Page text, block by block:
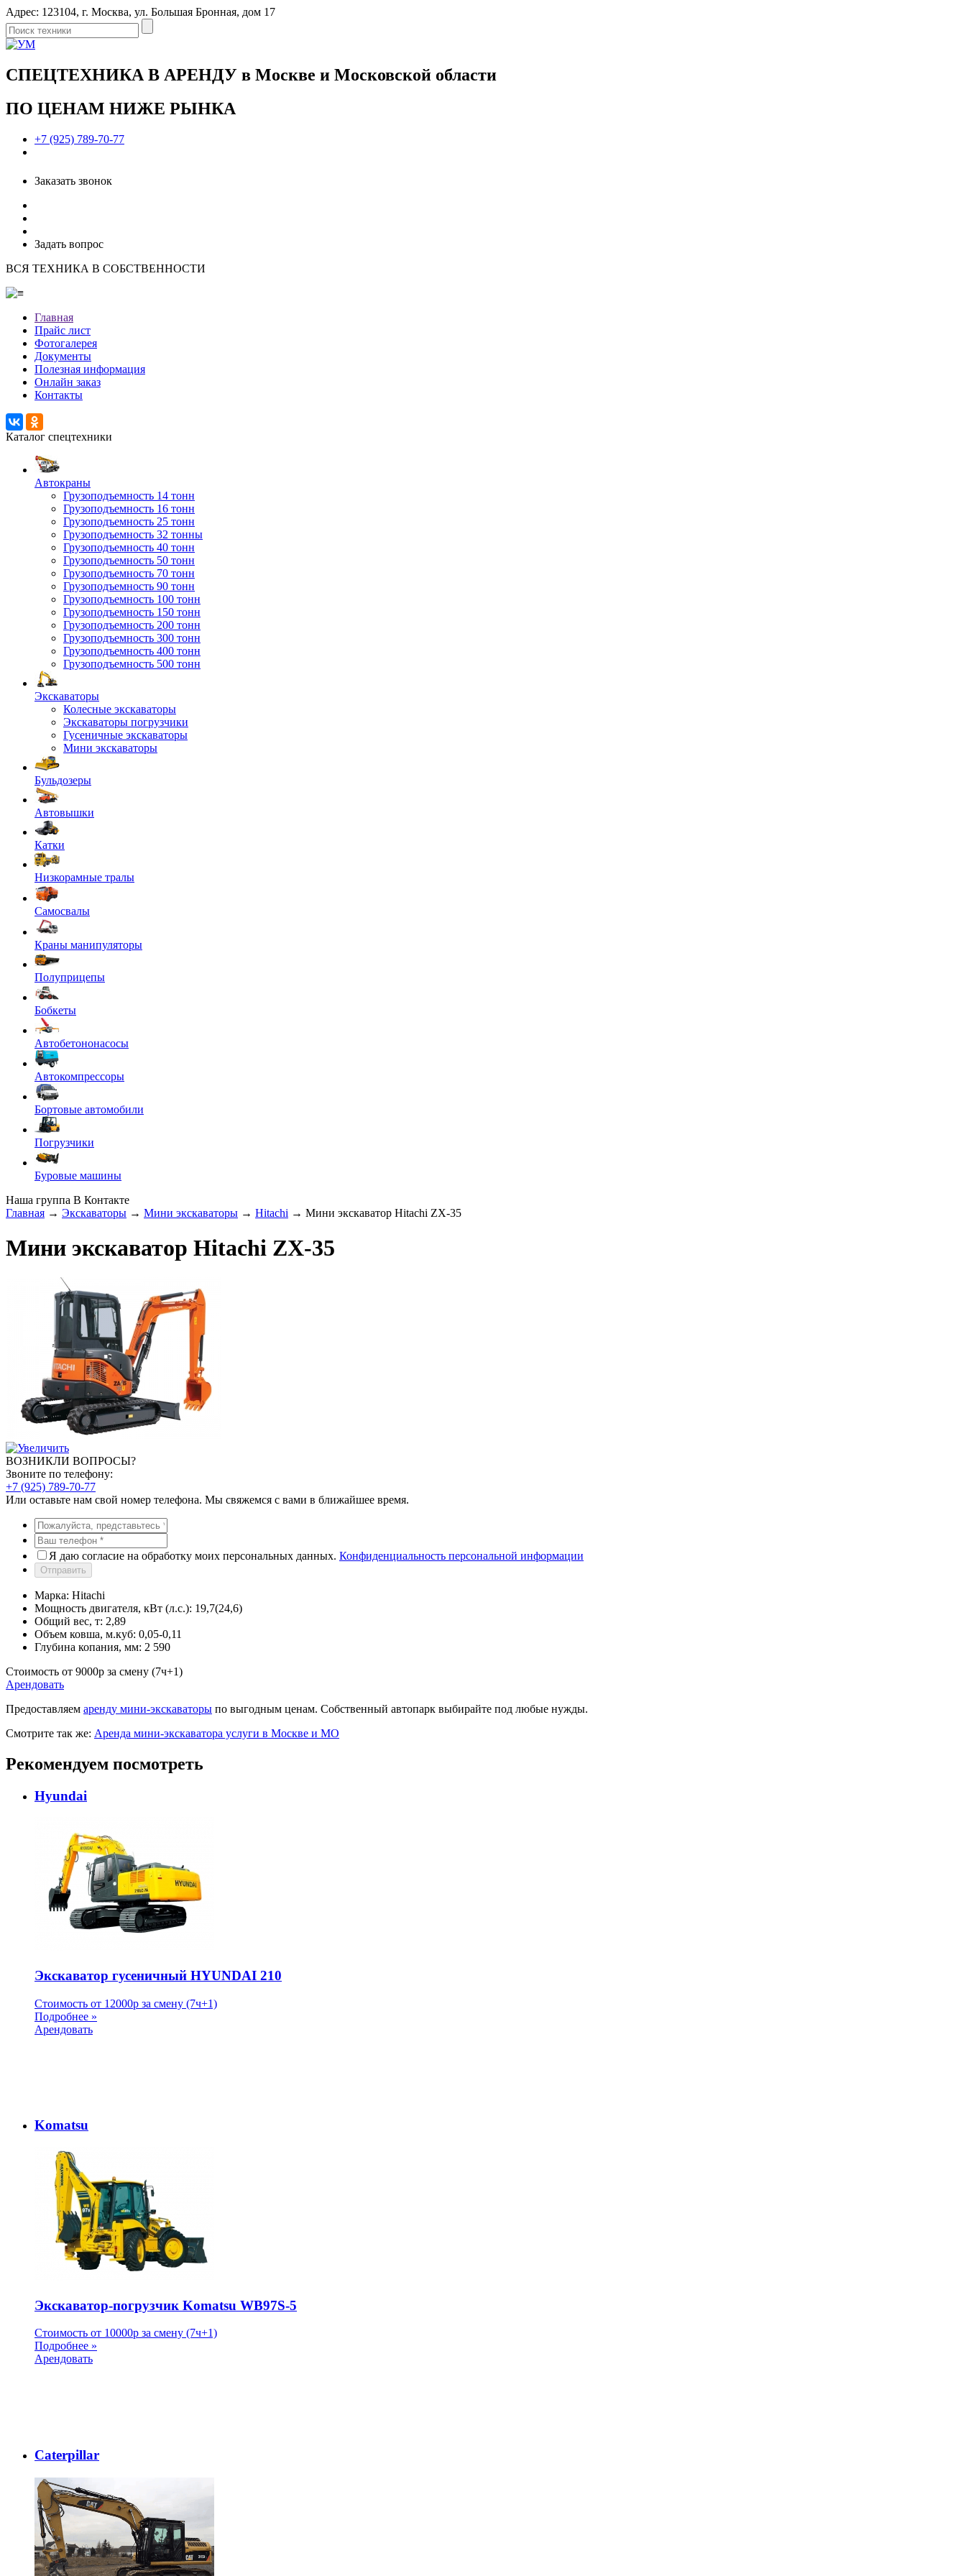
Адрес: 123104, г. Москва, ул. Большая Бронная, дом 17
СПЕЦТЕХНИКА В АРЕНДУ в Москве и Московской области
ПО ЦЕНАМ НИЖЕ РЫНКА
+7 (925) 789-70-77
Заказать звонок
Задать вопрос
ВСЯ ТЕХНИКА В СОБСТВЕННОСТИ
Главная
Прайс лист
Фотогалерея
Документы
Полезная информация
Онлайн заказ
Контакты
Каталог спецтехники
Автокраны
Грузоподъемность 14 тонн
Грузоподъемность 16 тонн
Грузоподъемность 25 тонн
Грузоподъемность 32 тонны
Грузоподъемность 40 тонн
Грузоподъемность 50 тонн
Грузоподъемность 70 тонн
Грузоподъемность 90 тонн
Грузоподъемность 100 тонн
Грузоподъемность 150 тонн
Грузоподъемность 200 тонн
Грузоподъемность 300 тонн
Грузоподъемность 400 тонн
Грузоподъемность 500 тонн
Экскаваторы
Колесные экскаваторы
Экскаваторы погрузчики
Гусеничные экскаваторы
Мини экскаваторы
Бульдозеры
Автовышки
Катки
Низкорамные тралы
Самосвалы
Краны манипуляторы
Полуприцепы
Бобкеты
Автобетононасосы
Автокомпрессоры
Бортовые автомобили
Погрузчики
Буровые машины
Наша группа В Контакте
Главная → Экскаваторы → Мини экскаваторы → Hitachi → Мини экскаватор Hitachi ZX-35
Мини экскаватор Hitachi ZX-35
ВОЗНИКЛИ ВОПРОСЫ?
Звоните по телефону:
+7 (925) 789-70-77
Или оставьте нам свой номер телефона. Мы свяжемся с вами в ближайшее время.
Я даю согласие на обработку моих персональных данных. Конфиденциальность персональной информации
Отправить
Марка: Hitachi
Мощность двигателя, кВт (л.с.): 19,7(24,6)
Общий вес, т: 2,89
Объем ковша, м.куб: 0,05-0,11
Глубина копания, мм: 2 590
Стоимость от 9000p за смену (7ч+1)
Арендовать
Предоставляем аренду мини-экскаваторы по выгодным ценам. Собственный автопарк выбирайте под любые нужды.
Смотрите так же: Аренда мини-экскаватора услуги в Москве и МО
Рекомендуем посмотреть
Hyundai
Экскаватор гусеничный HYUNDAI 210
Стоимость от 12000p за смену (7ч+1)
Подробнее »
Арендовать
Komatsu
Экскаватор-погрузчик Komatsu WB97S-5
Стоимость от 10000p за смену (7ч+1)
Подробнее »
Арендовать
Caterpillar